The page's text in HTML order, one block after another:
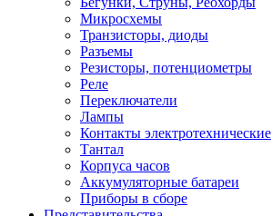
Микросхемы
Транзисторы, диоды
Разъемы
Резисторы, потенциометры
Реле
Переключатели
Лампы
Контакты электротехнические
Тантал
Корпуса часов
Аккумуляторные батареи
Приборы в сборе